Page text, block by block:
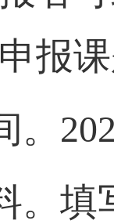
报
。填